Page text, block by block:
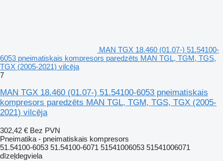
MAN TGX 18.460 (01.07-) 51.54100-
6053 pneimatiskais kompresors paredzēts MAN TGL, TGM, TGS,
TGX (2005-2021) vilcēja
7
MAN TGX 18.460 (01.07-) 51.54100-6053 pneimatiskais
kompresors paredzēts MAN TGL, TGM, TGS, TGX (2005-
2021) vilcēja
302,42 € Bez PVN
Pneimatika - pneimatiskais kompresors
51.54100-6053 51.54100-6071 51541006053 51541006071
dīzeļdegviela